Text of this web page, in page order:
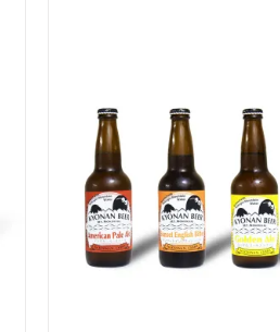
お買い物カゴに追加